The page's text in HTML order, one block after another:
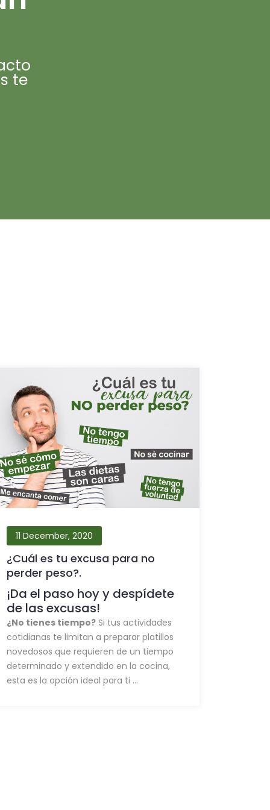
te
11 December, 2020
¿Cuál es tu excusa para no
perder peso?.
¡Da el paso hoy y despídete
de las excusas!
¿No tienes tiempo? Si tus actividades
cotidianas te limitan a preparar platillos
novedosos que requieren de un tiempo
determinado y extendido en la cocina,
esta es la opción ideal para ti ...